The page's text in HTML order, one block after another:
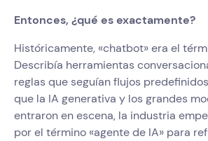
Entonces, ¿qué es exactamente?
Históricamente, «chatbot» era el
Describía herramientas
reglas que seguían flujos
que la IA generativa y los grandes
entraron en escena, la industria
por el término «agente de IA» para